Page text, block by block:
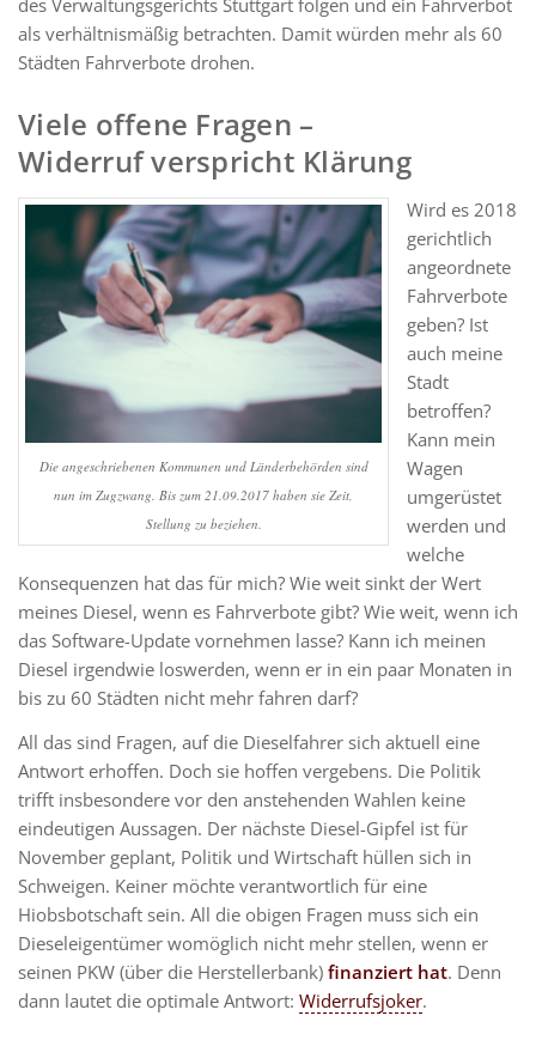
des Verwaltungsgerichts Stuttgart folgen und ein Fahrverbot
als verhältnismäßig betrachten. Damit würden mehr als 60
Städten Fahrverbote drohen.
Viele offene Fragen –
Widerruf verspricht Klärung
Die angeschriebenen Kommunen und Länderbehörden sind
nun im Zugzwang. Bis zum 21.09.2017 haben sie Zeit,
Stellung zu beziehen.
Wird es 2018
gerichtlich
angeordnete
Fahrverbote
geben? Ist
auch meine
Stadt
betroffen?
Kann mein
Wagen
umgerüstet
werden und
welche
Konsequenzen hat das für mich? Wie weit sinkt der Wert
meines Diesel, wenn es Fahrverbote gibt? Wie weit, wenn ich
das Software-Update vornehmen lasse? Kann ich meinen
Diesel irgendwie loswerden, wenn er in ein paar Monaten in
bis zu 60 Städten nicht mehr fahren darf?
All das sind Fragen, auf die Dieselfahrer sich aktuell eine
Antwort erhoffen. Doch sie hoffen vergebens. Die Politik
trifft insbesondere vor den anstehenden Wahlen keine
eindeutigen Aussagen. Der nächste Diesel-Gipfel ist für
November geplant, Politik und Wirtschaft hüllen sich in
Schweigen. Keiner möchte verantwortlich für eine
Hiobsbotschaft sein. All die obigen Fragen muss sich ein
Dieseleigentümer womöglich nicht mehr stellen, wenn er
seinen PKW (über die Herstellerbank) finanziert hat. Denn
dann lautet die optimale Antwort: Widerrufsjoker.